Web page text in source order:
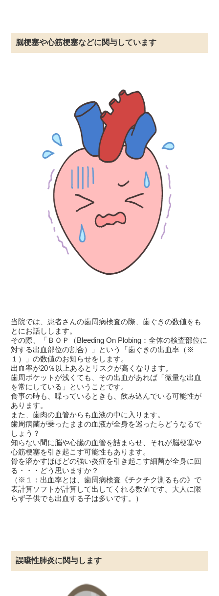
脳梗塞や心筋梗塞などに関与しています
当院では、患者さんの歯周病検査の際、歯ぐきの数値をも
とにお話しします。
その際、「ＢＯＰ（Bleeding On Plobing：全体の検査部位に
対する出血部位の割合）」という「歯ぐきの出血率（※
１）」の数値のお知らせをします。
出血率が20％以上あるとリスクが高くなります。
歯周ポケットが浅くても、その出血があれば「微量な出血
を常にしている」ということです。
食事の時も、喋っているときも、飲み込んでいる可能性が
あります。
また、歯肉の血管からも血液の中に入ります。
歯周病菌が乗ったままの血液が全身を巡ったらどうなるで
しょう？
知らない間に脳や心臓の血管を詰まらせ、それが脳梗塞や
心筋梗塞を引き起こす可能性もあります。
骨を溶かすほほどの強い炎症を引き起こす細菌が全身に回
る・・・どう思いますか？
（※１：出血率とは、歯周病検査《チクチク測るもの》で
表計算ソフトが計算して出してくれる数値です。大人に限
らず子供でも出血する子は多いです。）
誤嚥性肺炎に関与します